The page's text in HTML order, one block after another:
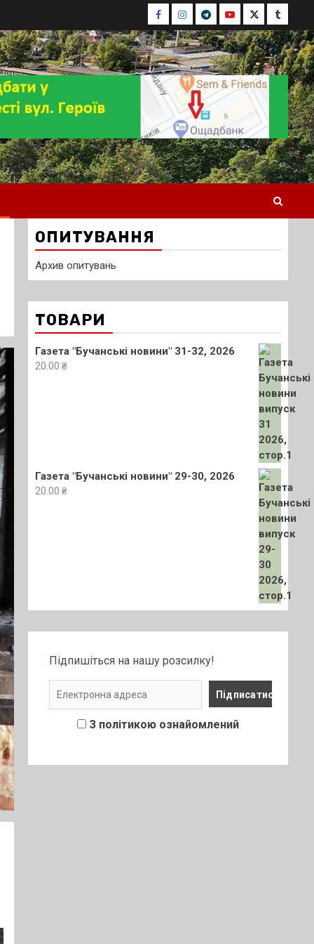
Facebook
Instagram
TelegramYoutubeTwitterTumblr
ОПИТУВАННЯ
Архив опитувань
ТОВАРИ
Газета "Бучанські новини" 31-32, 2026
20.00 ₴
Газета "Бучанські новини" 29-30, 2026
20.00 ₴
Підпишіться на нашу розсилку!
З політикою ознайомлений